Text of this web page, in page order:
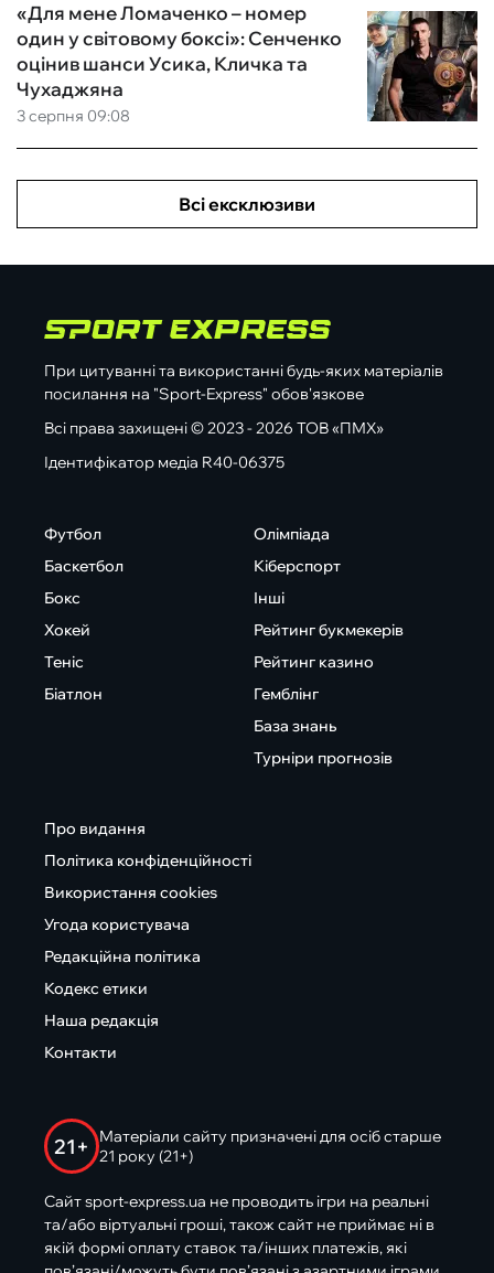
3 серпня 09:08
«Для мене Ломаченко – номер
один у світовому боксі»: Сенченко
оцінив шанси Усика, Кличка та
Чухаджяна
Всі ексклюзиви
При цитуванні та використанні будь-яких матеріалів
посилання на "Sport-Express" обов'язкове
Всі права захищені © 2023 - 2026 ТОВ «ПМХ»
Ідентифікатор медіа R40-06375
Футбол
Баскетбол
Бокс
Хокей
Теніс
Біатлон
Олімпіада
Кіберспорт
Інші
Рейтинг букмекерів
Рейтинг казино
Гемблінг
База знань
Турніри прогнозів
Про видання
Політика конфіденційності
Використання cookies
Угода користувача
Редакційна політика
Кодекс етики
Наша редакція
Контакти
21+
Матеріали сайту призначені для осіб старше
21 року (21+)
Сайт sport-express.ua не проводить ігри на реальні
та/або віртуальні гроші, також сайт не приймає ні в
якій формі оплату ставок та/інших платежів, які